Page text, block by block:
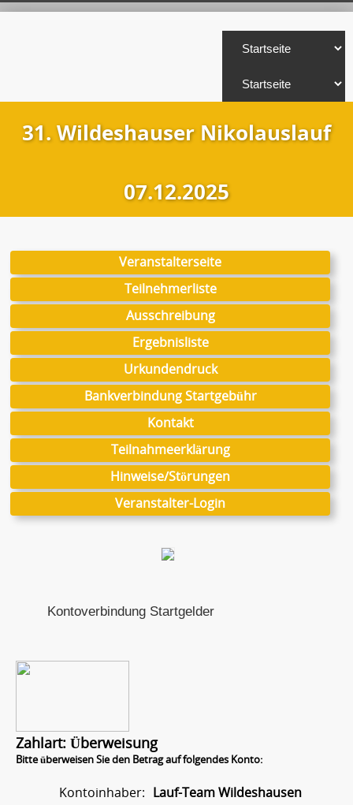
31. Wildeshauser Nikolauslauf
07.12.2025
Veranstalterseite
Teilnehmerliste
Ausschreibung
Ergebnisliste
Urkundendruck
Bankverbindung Startgebühr
Kontakt
Teilnahmeerklärung
Hinweise/Störungen
Veranstalter-Login
Kontoverbindung Startgelder
Zahlart: Überweisung
Bitte überweisen Sie den Betrag auf folgendes Konto:
Kontoinhaber: Lauf-Team Wildeshausen